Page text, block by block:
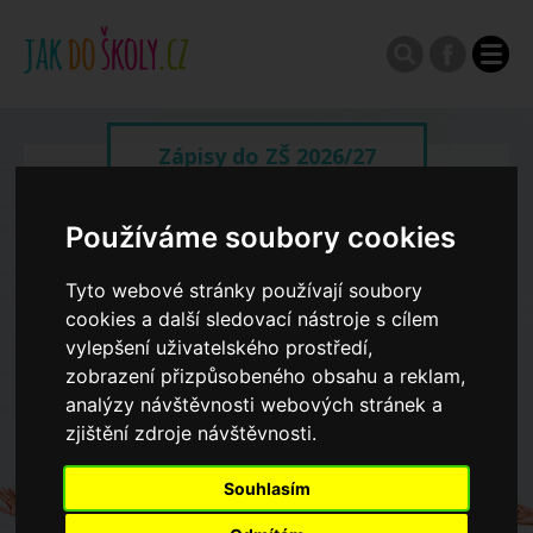
Používáme soubory cookies
Tyto webové stránky používají soubory
cookies a další sledovací nástroje s cílem
vylepšení uživatelského prostředí,
zobrazení přizpůsobeného obsahu a reklam,
analýzy návštěvnosti webových stránek a
zjištění zdroje návštěvnosti.
Souhlasím
Zápisy do ZŠ 2026/27
Výroční zprávy
Spádové oblasti ZŠ
Koncepce školství
Dny otevřených dveří ZŠ